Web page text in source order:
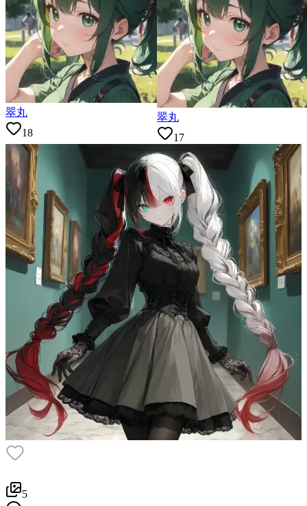
翠丸
18
翠丸
17
5